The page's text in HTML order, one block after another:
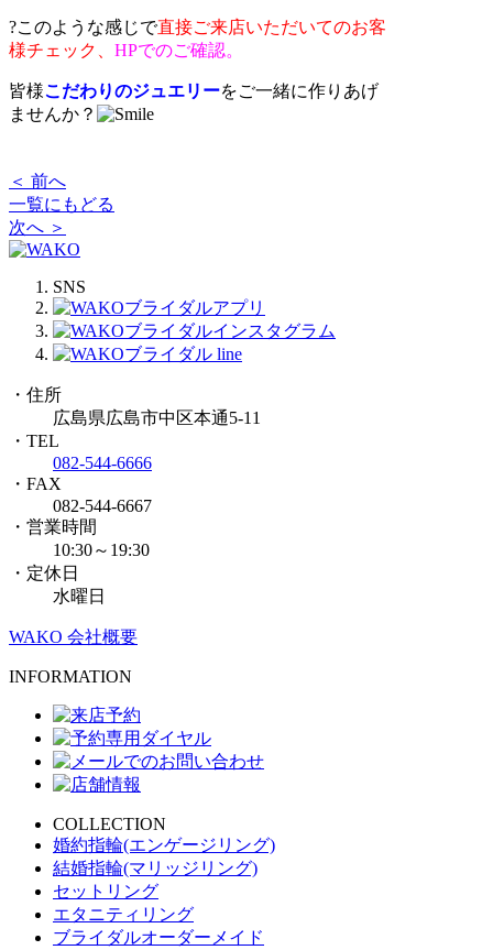
?このような感じで直接ご来店いただいてのお客
様チェック、 HPでのご確認。
皆様こだわりのジュエリーをご一緒に作りあげ
ませんか？
＜ 前へ
一覧にもどる
次へ ＞
SNS
・住所
広島県広島市中区本通5-11
・TEL
082-544-6666
・FAX
082-544-6667
・営業時間
10:30～19:30
・定休日
水曜日
WAKO 会社概要
INFORMATION
COLLECTION
婚約指輪(エンゲージリング)
結婚指輪(マリッジリング)
セットリング
エタニティリング
ブライダルオーダーメイド